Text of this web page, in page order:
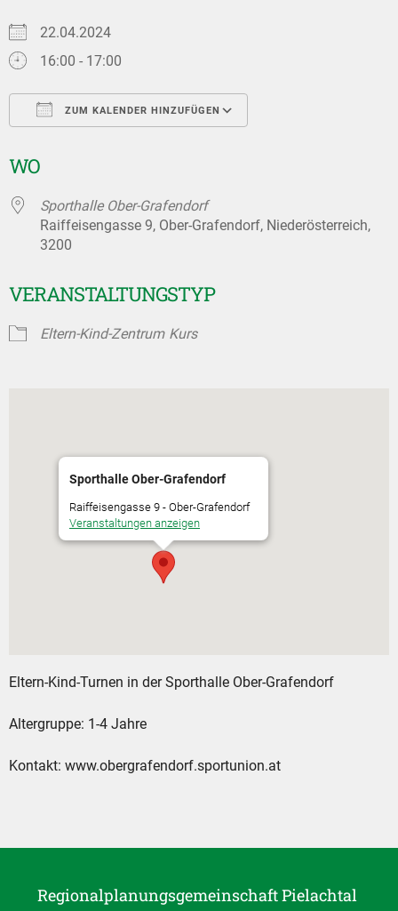
22.04.2024
16:00 - 17:00
ZUM KALENDER HINZUFÜGEN
WO
Sporthalle Ober-Grafendorf
Raiffeisengasse 9, Ober-Grafendorf, Niederösterreich,
3200
VERANSTALTUNGSTYP
Eltern-Kind-Zentrum Kurs
Sporthalle Ober-Grafendorf
Raiffeisengasse 9 - Ober-Grafendorf
Veranstaltungen anzeigen
Eltern-Kind-Turnen in der Sporthalle Ober-Grafendorf
Altergruppe: 1-4 Jahre
Kontakt: www.obergrafendorf.sportunion.at
Regionalplanungs­gemeinschaft Pielachtal